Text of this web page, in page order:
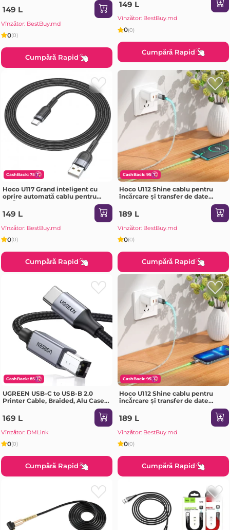
149 L
Vînzător: BestBuy.md
0(0)
Cumpără Rapid
149 L
Vînzător: BestBuy.md
0(0)
Cumpără Rapid
CashBack: 75
Hoco U117 Grand inteligent cu
oprire automată cablu pentru
încărcare și transfer de date USB-
C negru
149 L
Vînzător: BestBuy.md
0(0)
Cumpără Rapid
CashBack: 95
Hoco U112 Shine cablu pentru
încărcare și transfer de date
189 L
Vînzător: BestBuy.md
0(0)
Cumpără Rapid
CashBack: 85
UGREEN USB-C to USB-B 2.0
Printer Cable, Braided, Alu Case,
169 L
Vînzător: DMLink
0(0)
Cumpără Rapid
CashBack: 95
Hoco U112 Shine cablu pentru
încărcare și transfer de date
189 L
Vînzător: BestBuy.md
0(0)
Cumpără Rapid